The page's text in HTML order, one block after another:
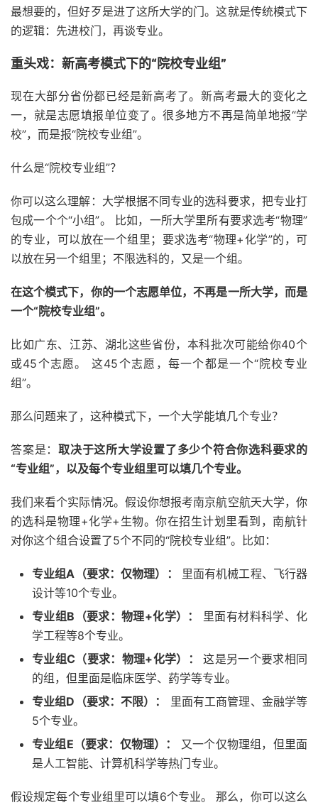
最想要的，但好歹是进了这所大学的门。这就是传统模式下
的逻辑：先进校门，再谈专业。
重头戏：新高考模式下的“院校专业组”
现在大部分省份都已经是新高考了。新高考最大的变化之
一，就是志愿填报单位变了。很多地方不再是简单地报“学
校”，而是报“院校专业组”。
什么是“院校专业组”？
你可以这么理解：大学根据不同专业的选科要求，把专业打
包成一个个“小组”。 比如，一所大学里所有要求选考“物理”
的专业，可以放在一个组里；要求选考“物理+化学”的，可
以放在另一个组里；不限选科的，又是一个组。
在这个模式下，你的一个志愿单位，不再是一所大学，而是
一个“院校专业组”。
比如广东、江苏、湖北这些省份，本科批次可能给你40个
或45个志愿。 这45个志愿，每一个都是一个“院校专业
组”。
那么问题来了，这种模式下，一个大学能填几个专业？
答案是： 取决于这所大学设置了多少个符合你选科要求的
“专业组”，以及每个专业组里可以填几个专业。
我们来看个实际情况。假设你想报考南京航空航天大学，你
的选科是物理+化学+生物。你在招生计划里看到，南航针
对你这个组合设置了5个不同的“院校专业组”。比如：
专业组A（要求：仅物理）：
里面有机械工程、飞行器
设计等10个专业。
专业组B（要求：物理+化学）：
里面有材料科学、化
学工程等8个专业。
专业组C（要求：物理+化学）：
这是另一个要求相同
的组，但里面是临床医学、药学等专业。
专业组D（要求：不限）：
里面有工商管理、金融学等
5个专业。
专业组E（要求：仅物理）：
又一个仅物理组，但里面
是人工智能、计算机科学等热门专业。
假设规定每个专业组里可以填6个专业。 那么，你可以这么